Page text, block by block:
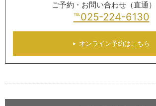
ご予約・お問い合わせ（直通
℡025-224-6130
オンライン予約はこちら